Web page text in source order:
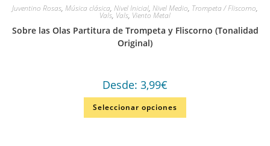
Juventino Rosas, Música clásica, Nivel Inicial, Nivel Medio, Trompeta / Fliscorno,
Vals, Vals, Viento Metal
Sobre las Olas Partitura de Trompeta y Fliscorno (Tonalidad
Original)
Desde: 3,99€
Seleccionar opciones